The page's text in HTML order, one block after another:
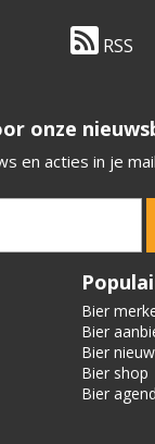
RSS
onze
en acties in je mail
Bier
Bier
Bier
Bier shop
Bier